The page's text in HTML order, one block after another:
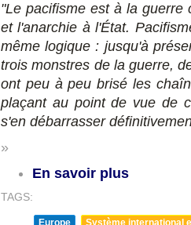
"Le pacifisme est à la guerre
et l'anarchie à l'État.
même logique : jusqu'à
trois monstres de la guerre,
ont peu à peu brisé les
plaçant au point de vue de
s'en débarrasser
»
En savoir plus
TAGS: